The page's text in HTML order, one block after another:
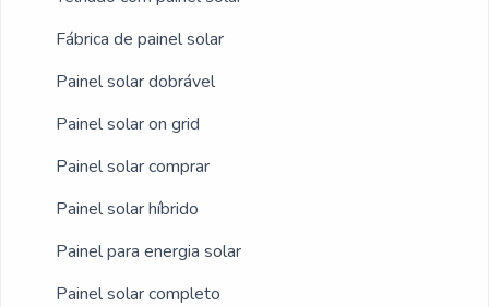
a uma equipe multidisciplinar de consultores
associados e profissionais com vasta
experiência na área de atuação, comprova
sua essência de trazer o melhor para todos
os clientes.
Fábrica de painel solar
Painel solar dobrável
Painel solar on grid
Painel solar comprar
Painel solar híbrido
Painel para energia solar
Painel solar completo